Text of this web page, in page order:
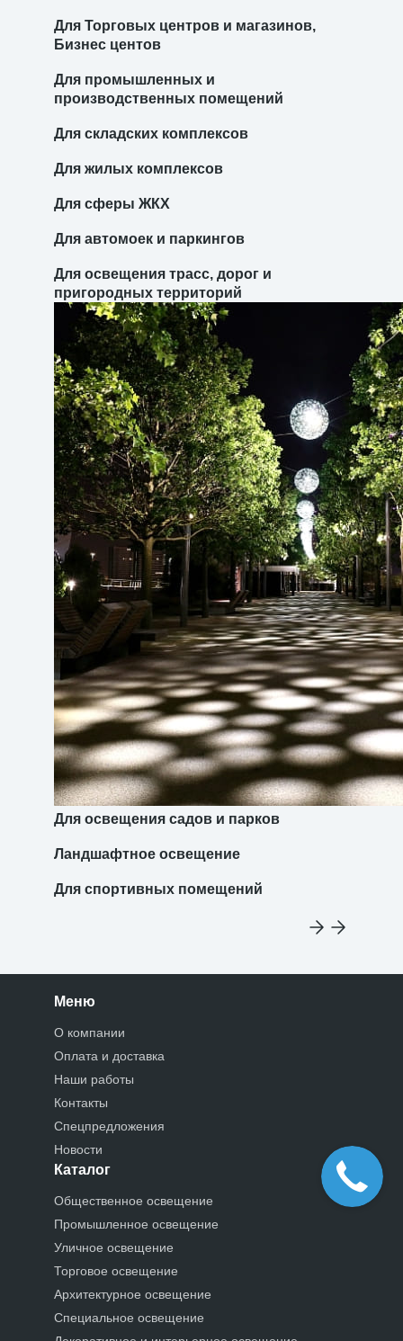
Для Торговых центров и магазинов,
Бизнес центов
Для промышленных и
производственных помещений
Для складских комплексов
Для жилых комплексов
Для сферы ЖКХ
Для автомоек и паркингов
Для освещения трасс, дорог и
пригородных территорий
Для освещения садов и парков
Ландшафтное освещение
Для спортивных помещений
Меню
О компании
Оплата и доставка
Наши работы
Контакты
Спецпредложения
Новости
Каталог
Общественное освещение
Промышленное освещение
Уличное освещение
Торговое освещение
Архитектурное освещение
Специальное освещение